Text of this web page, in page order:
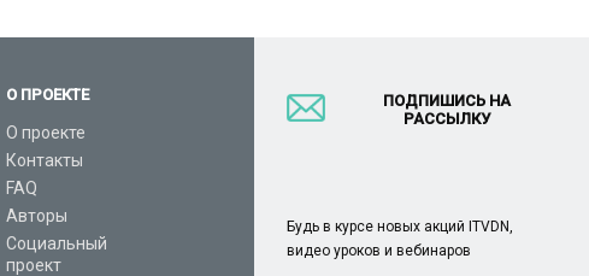
О ПРОЕКТЕ
О проекте
Контакты
FAQ
Авторы
Социальный
проект
ПОДПИШИСЬ НА
РАССЫЛКУ
Будь в курсе новых акций ITVDN,
видео уроков и вебинаров